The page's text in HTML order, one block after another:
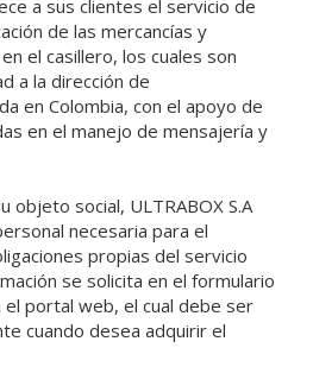
a sus clientes el servicio de
de las mercancías y
el casillero, los cuales son
a la dirección de
en Colombia, con el apoyo de
en el manejo de mensajería y
objeto social, ULTRABOX S.A
necesaria para el
propias del servicio
se solicita en el formulario
portal web, el cual debe ser
cuando desea adquirir el